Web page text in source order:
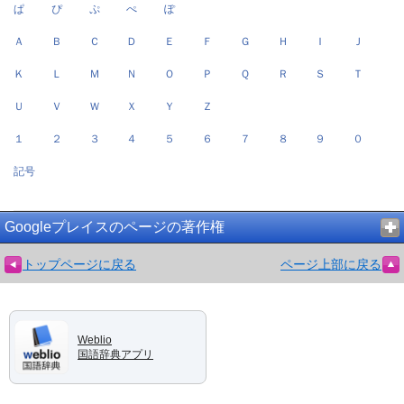
ぱ ぴ ぷ ぺ ぽ
Ａ Ｂ Ｃ Ｄ Ｅ Ｆ Ｇ Ｈ Ｉ Ｊ
Ｋ Ｌ Ｍ Ｎ Ｏ Ｐ Ｑ Ｒ Ｓ Ｔ
Ｕ Ｖ Ｗ Ｘ Ｙ Ｚ
１ ２ ３ ４ ５ ６ ７ ８ ９ ０
記号
Googleプレイスのページの著作権
トップページに戻る ページ上部に戻る
Weblio
国語辞典アプリ